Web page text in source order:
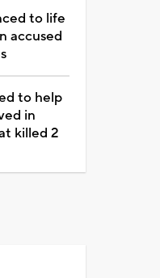
to life
accused
to help
in
killed 2